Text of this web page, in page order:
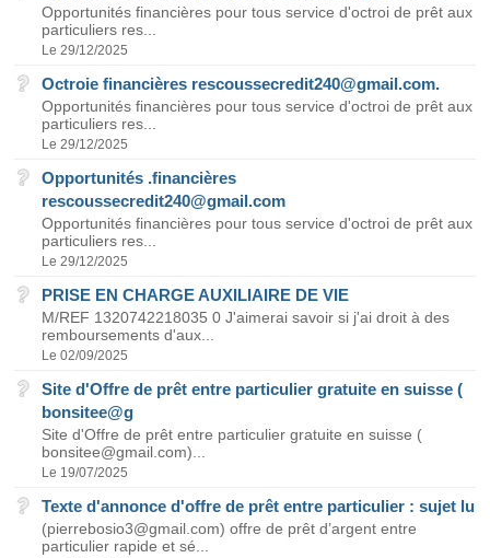
Opportunités financières pour tous service d'octroi de prêt aux
particuliers res...
Le 29/12/2025
Octroie financières rescoussecredit240@gmail.com.
Opportunités financières pour tous service d'octroi de prêt aux
particuliers res...
Le 29/12/2025
Opportunités .financières
rescoussecredit240@gmail.com
Opportunités financières pour tous service d'octroi de prêt aux
particuliers res...
Le 29/12/2025
PRISE EN CHARGE AUXILIAIRE DE VIE
M/REF 1320742218035 0 J'aimerai savoir si j'ai droit à des
remboursements d'aux...
Le 02/09/2025
Site d'Offre de prêt entre particulier gratuite en suisse (
bonsitee@g
Site d'Offre de prêt entre particulier gratuite en suisse (
bonsitee@gmail.com)...
Le 19/07/2025
Texte d'annonce d'offre de prêt entre particulier : sujet lu
(pierrebosio3@gmail.com) offre de prêt d’argent entre
particulier rapide et sé...